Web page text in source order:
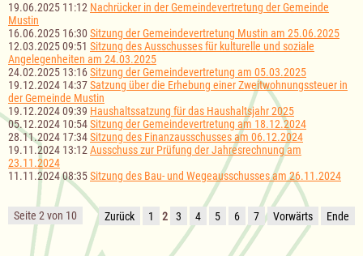
19.06.2025 11:12 Nachrücker in der Gemeindevertretung der Gemeinde
Mustin
16.06.2025 16:30 Sitzung der Gemeindevertretung Mustin am 25.06.2025
12.03.2025 09:51 Sitzung des Ausschusses für kulturelle und soziale
Angelegenheiten am 24.03.2025
24.02.2025 13:16Sitzung der Gemeindevertretung am 05.03.2025
19.12.2024 14:37Satzung über die Erhebung einer Zweitwohnungssteuer in
der Gemeinde Mustin
19.12.2024 09:39 Haushaltssatzung für das Haushaltsjahr 2025
05.12.2024 10:54Sitzung der Gemeindevertretung am 18.12.2024
28.11.2024 17:34Sitzung des Finanzausschusses am 06.12.2024
19.11.2024 13:12 Ausschuss zur Prüfung der Jahresrechnung am
23.11.2024
11.11.2024 08:35Sitzung des Bau- und Wegeausschusses am 26.11.2024
Seite 2 von 10 Zurück 1 2 3 4 5 6 7 Vorwärts Ende